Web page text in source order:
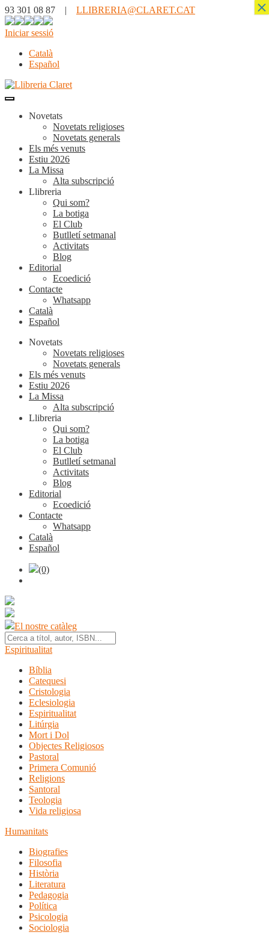
93 301 08 87 | LLIBRERIA@CLARET.CAT
Iniciar sessió
Català
Español
Novetats
Novetats religioses
Novetats generals
Els més venuts
Estiu 2026
La Missa
Alta subscripció
Llibreria
Qui som?
La botiga
El Club
Butlletí setmanal
Activitats
Blog
Editorial
Ecoedició
Contacte
Whatsapp
Català
Español
Novetats
Novetats religioses
Novetats generals
Els més venuts
Estiu 2026
La Missa
Alta subscripció
Llibreria
Qui som?
La botiga
El Club
Butlletí setmanal
Activitats
Blog
Editorial
Ecoedició
Contacte
Whatsapp
Català
Español
(0)
El nostre catàleg
Espiritualitat
Bíblia
Catequesi
Cristologia
Eclesiologia
Espiritualitat
Litúrgia
Mort i Dol
Objectes Religiosos
Pastoral
Primera Comunió
Religions
Santoral
Teologia
Vida religiosa
Humanitats
Biografies
Filosofia
Història
Literatura
Pedagogia
Política
Psicologia
Sociologia
×